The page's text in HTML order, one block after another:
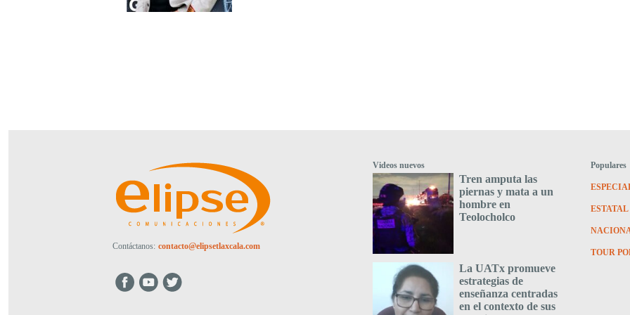
Contáctanos: contacto@elipsetlaxcala.com
Videos nuevos
Tren amputa las
piernas y mata a un
hombre en
Teolocholco
La UATx promueve
estrategias de
enseñanza centradas
en el contexto de sus
Populares
ESTATAL
TOUR